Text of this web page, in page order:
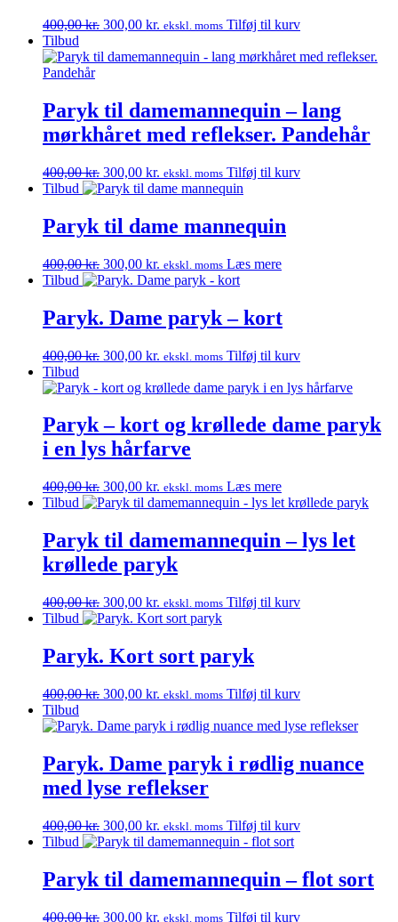
400,00kr. Den
pris
300,00 kr. Den
pris
ekskl. moms Tilføj til kurv
Tilbud
Paryk til damemannequin – lang
mørkhåret med reflekser. Pandehår
400,00kr. Den
oprindelige
var:
400,00 kr..
300,00 kr. Den
aktuelle
300,00 kr..
ekskl. moms Tilføj til kurv
Tilbud
Paryk til dame mannequin
400,00kr. Den
oprindelige
var:
400,00 kr..
300,00 kr. Den
aktuelle
300,00 kr..
ekskl. moms Læs mere
Tilbud
Paryk. Dame paryk – kort
400,00kr. Den
pris
400,00 kr..
300,00 kr. Den
pris
300,00 kr..
ekskl. moms Tilføj til kurv
Tilbud
Paryk – kort og krøllede dame paryk
i en lys hårfarve
400,00kr. Den
oprindelige
var:
400,00 kr..
300,00 kr. Den
aktuelle
300,00 kr..
ekskl. moms Læs mere
Tilbud
Paryk til damemannequin – lys let
krøllede paryk
400,00kr. Den
oprindelige
var:
400,00 kr..
300,00 kr. Den
aktuelle
300,00 kr..
ekskl. moms Tilføj til kurv
Tilbud
Paryk. Kort sort paryk
400,00kr. Den
pris
400,00 kr..
300,00 kr. Den
pris
300,00 kr..
ekskl. moms Tilføj til kurv
Tilbud
Paryk. Dame paryk i rødlig nuance
med lyse reflekser
400,00kr. Den
oprindelige
var:
400,00 kr..
300,00 kr. Den
aktuelle
300,00 kr..
ekskl. moms Tilføj til kurv
Tilbud
Paryk til damemannequin – flot sort
400,00kr. Den
300,00 kr. Den
ekskl. moms Tilføj til kurv